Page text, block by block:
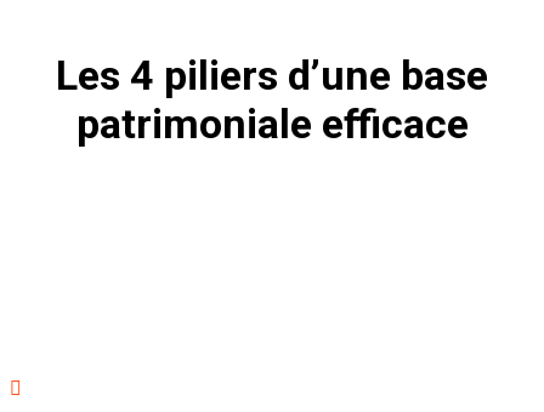
Les 4 piliers d’une base
patrimoniale efficace
